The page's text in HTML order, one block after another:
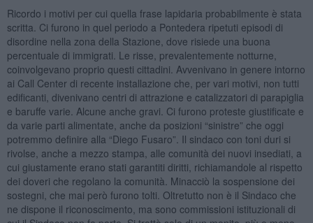
Ricordo i motivi per cui quella frase lapidaria probabilmente è stata
scritta. Ci furono in quel periodo a Pontedera ripetuti episodi di
disordine nella zona della Stazione, dove risiede una buona
percentuale di immigrati. Le risse, prevalentemente notturne,
coinvolgevano proprio questi cittadini. Avvenivano in genere intorno
ai Call Center di recente installazione che, per vari motivi, non tutti
edificanti, divenivano centri di attrazione e catalizzatori di parapiglia
e baruffe varie. Alcune anche gravi. Ci furono proteste giustificate e
da varie parti alimentate, anche da posizioni “sinistre” che oggi
potremmo definire alla “Diego Fusaro”. Il sindaco con toni duri si
rivolse, anche a mezzo stampa, alle comunità dei nuovi insediati, a
cui giustamente erano stati garantiti diritti, richiamandole al rispetto
dei doveri che regolano la comunità. Minacciò la sospensione dei
sostegni, che mai però furono tolti. Oltretutto non è il Sindaco che
ne dispone il riconoscimento, ma sono commissioni istituzionali di